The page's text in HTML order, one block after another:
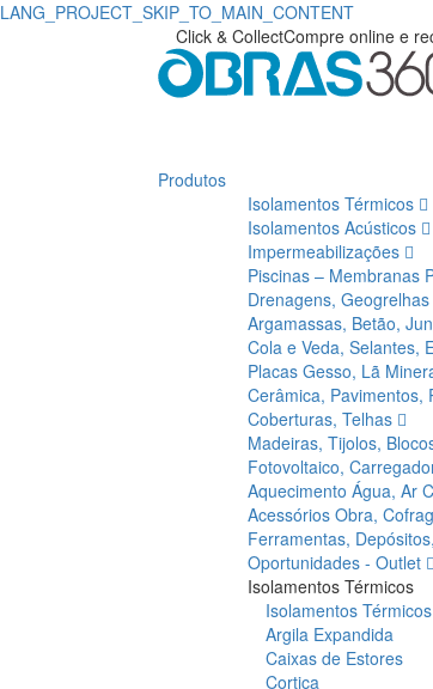
LANG_PROJECT_SKIP_TO_MAIN_CONTENT
Click & CollectCompre online e
Produtos
Isolamentos Térmicos
Isolamentos Acústicos
Impermeabilizações
Piscinas – Membranas
Drenagens, Geogrelhas
Argamassas, Betão,
Cola e Veda, Selantes,
Placas Gesso, Lã
Cerâmica, Pavimentos,
Coberturas, Telhas
Madeiras, Tijolos,
Fotovoltaico,
Aquecimento Água, Ar
Acessórios Obra,
Ferramentas,
Oportunidades - Outlet
Isolamentos Térmicos
Isolamentos Térmicos
Argila Expandida
Caixas de Estores
Cortiça